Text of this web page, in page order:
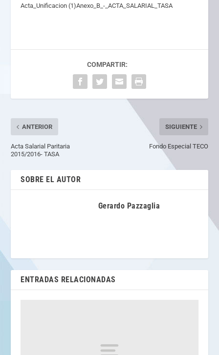
Acta_Unificacion (1)Anexo_B_-_ACTA_SALARIAL_TASA
COMPARTIR:
ANTERIOR
Acta Salarial Paritaria
2015/2016- TASA
SIGUIENTE
Fondo Especial TECO
SOBRE EL AUTOR
Gerardo Pazzaglia
ENTRADAS RELACIONADAS